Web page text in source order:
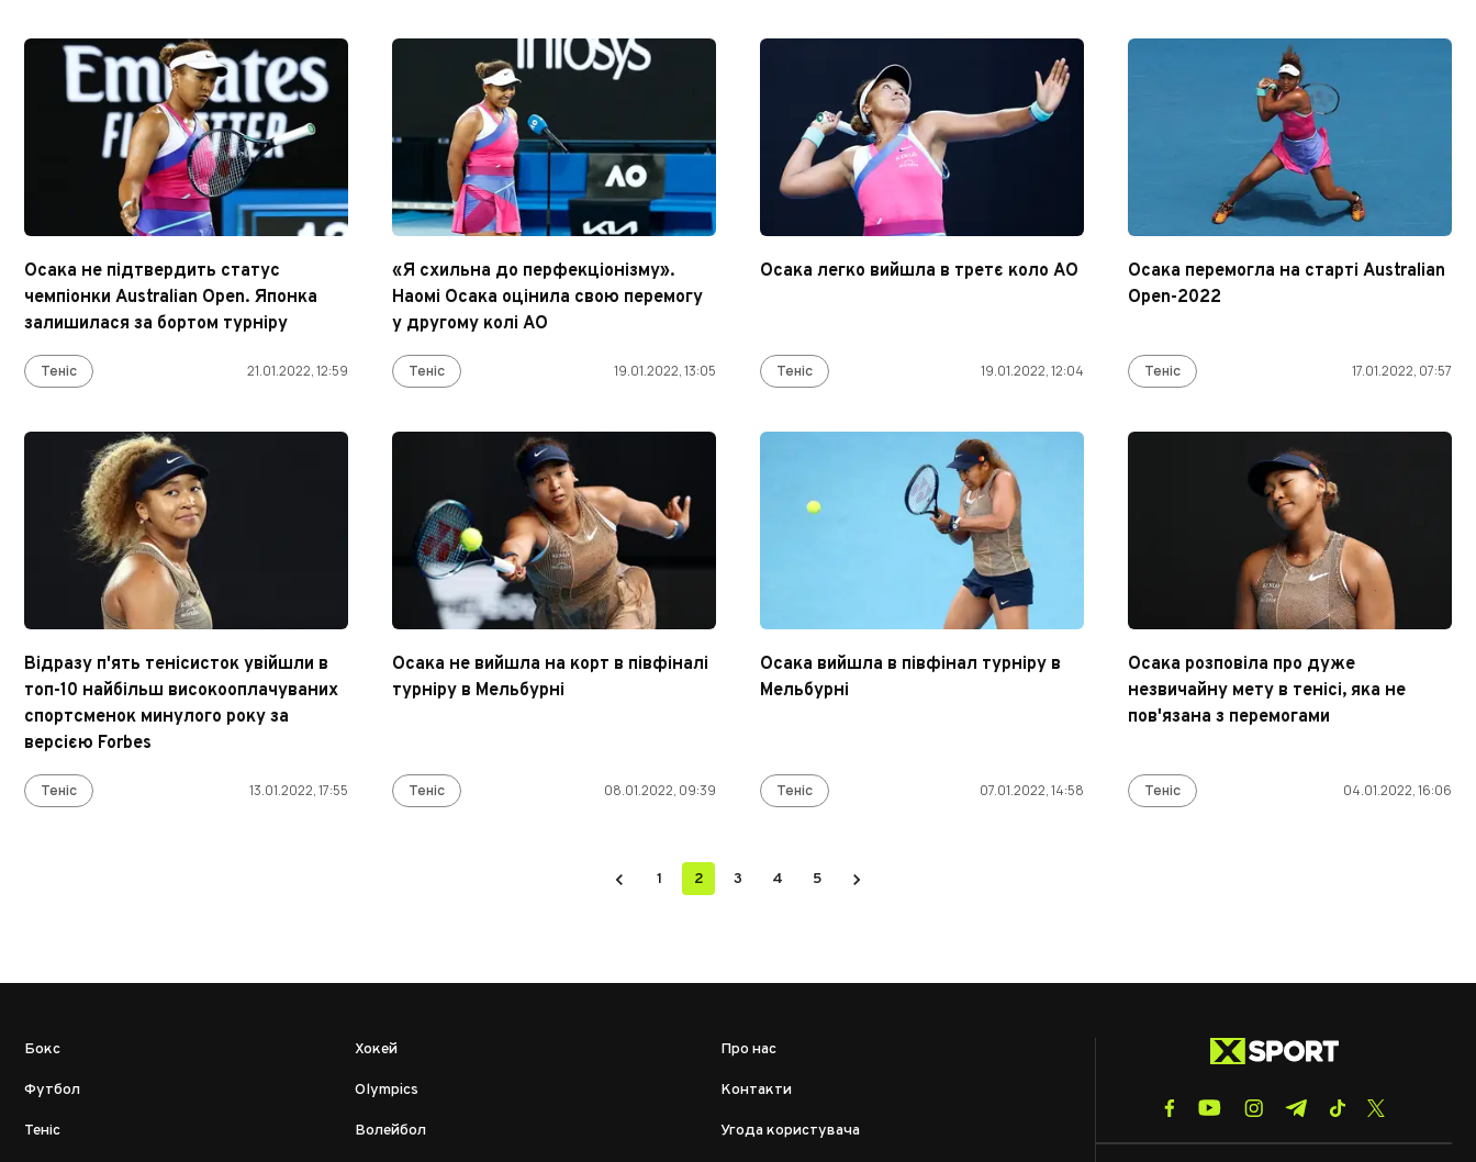
Осака не підтвердить статус
чемпіонки Australian Open. Японка
залишилася за бортом турніру
Теніс 21.01.2022, 12:59
«Я схильна до перфекціонізму».
Наомі Осака оцінила свою перемогу
у другому колі AO
Теніс 19.01.2022, 13:05
Осака легко вийшла в третє коло AO
Теніс 19.01.2022, 12:04
Осака перемогла на старті Australian
Open-2022
Теніс 17.01.2022, 07:57
Відразу п'ять тенісисток увійшли в
топ-10 найбільш високооплачуваних
спортсменок минулого року за
версією Forbes
Теніс 13.01.2022, 17:55
Осака не вийшла на корт в півфіналі
турніру в Мельбурні
Теніс 08.01.2022, 09:39
Осака вийшла в півфінал турніру в
Мельбурні
Теніс 07.01.2022, 14:58
Осака розповіла про дуже
незвичайну мету в тенісі, яка не
пов'язана з перемогами
Теніс 04.01.2022, 16:06
1 2 3 4 5
Бокс
Футбол
Теніс
Хокей
Olympics
Волейбол
Про нас
Контакти
Угода користувача